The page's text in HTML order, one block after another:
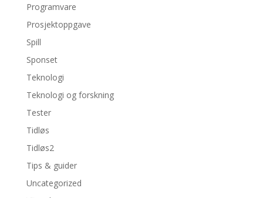
Programvare
Prosjektoppgave
Spill
Sponset
Teknologi
Teknologi og forskning
Tester
Tidløs
Tidløs2
Tips & guider
Uncategorized